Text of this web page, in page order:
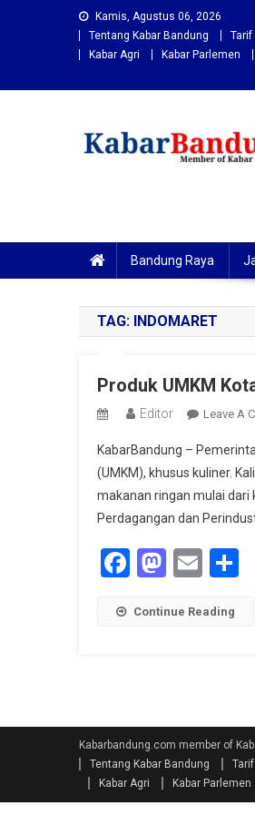
Kamis, Agustus 06, 2026
Tentang Kabar Bandung
Tarif
Kabar Agri
Kabar Parlemen
Bandung Raya
TAG: INDOMARET
Produk UMKM
Editor Leave A
KabarBandung –
(UMKM), khusus kuliner.
makanan ringan mulai dari
Perdagangan dan
Facebook
Email
Continue Reading
Kabarbandung.com member of
Tentang Kabar Bandung
Kabar Agri
Kabar Parlemen